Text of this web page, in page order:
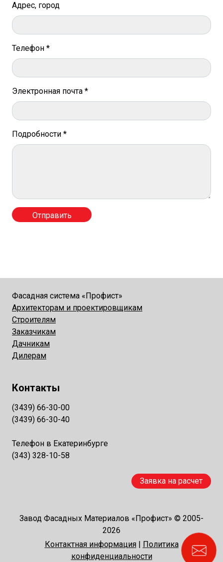
Адрес, город
Телефон *
Электронная почта *
Подробности *
Фасадная система «Профист»
Архитекторам и проектировщикам
Строителям
Заказчикам
Дачникам
Дилерам
Контакты
(3439) 66-30-00
(3439) 66-30-40
Телефон в Екатеринбурге
(343) 328-10-58
Заявка на расчет
Завод Фасадных Материалов «Профист» © 2005-
2026
Контактная информация| Политика
конфиденциальности